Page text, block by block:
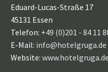
Eduard-Lucas-Straße 17
45131 Essen
Telefon: +49 (0)201 - 84 11
E-Mail: info@hotelgruga.de
Website: www.hotelgruga.de